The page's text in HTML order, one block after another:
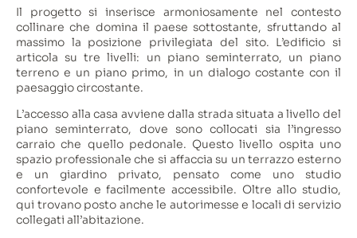
Il progetto si inserisce armoniosamente nel contesto
collinare che domina il paese sottostante, sfruttando al
massimo la posizione privilegiata del sito. L’edificio si
articola su tre livelli: un piano seminterrato, un piano
terreno e un piano primo, in un dialogo costante con il
paesaggio circostante.
L’accesso alla casa avviene dalla strada situata a livello del
piano seminterrato, dove sono collocati sia l’ingresso
carraio che quello pedonale. Questo livello ospita uno
spazio professionale che si affaccia su un terrazzo esterno
e un giardino privato, pensato come uno studio
confortevole e facilmente accessibile. Oltre allo studio,
qui trovano posto anche le autorimesse e locali di servizio
collegati all’abitazione.